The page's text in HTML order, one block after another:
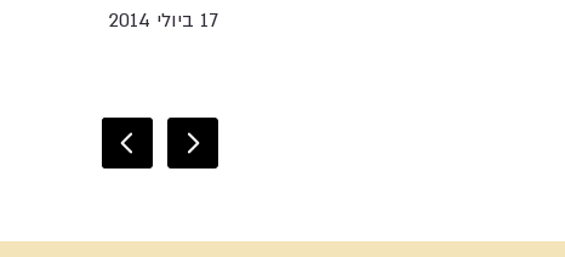
17 ביולי 2014